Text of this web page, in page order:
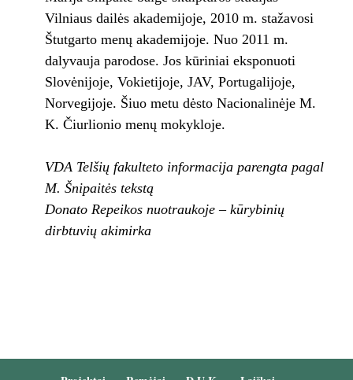
Vilniaus dailės akademijoje, 2010 m. stažavosi
Štutgarto menų akademijoje. Nuo 2011 m.
dalyvauja parodose. Jos kūriniai eksponuoti
Slovėnijoje, Vokietijoje, JAV, Portugalijoje,
Norvegijoje. Šiuo metu dėsto Nacionalinėje M.
K. Čiurlionio menų mokykloje.
VDA Telšių fakulteto informacija parengta pagal
M. Šnipaitės tekstą
Donato Repeikos nuotraukoje – kūrybinių
dirbtuvių akimirka